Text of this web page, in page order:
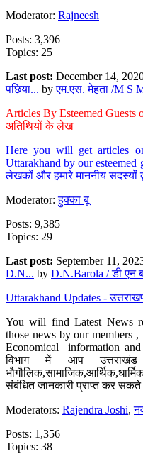
Moderator: Rajneesh
Posts: 3,396
Topics: 25
Last post: December 14,
पछिया... byएम.एस. मेहता /M S
Articles By Esteemed Guests
अतिथियों के लेख
Here you will get articles
Uttarakhand by our esteemed
लेखकों और हमारे माननीय सदस्यों
Moderator:हुक्का बू
Posts: 9,385
Topics: 29
Last post: September 11,
D.N... by D.N.Barola / डी एन
Uttarakhand Updates -
You will find Latest News
those news by our members
Economical information
विभाग में आप उत्तराखंड
संबंधित जानकारी प्राप्त कर
Moderators: Rajendra Joshi,
Posts: 1,356
Topics: 38